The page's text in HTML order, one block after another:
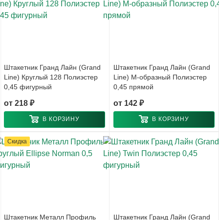
Штакетник Гранд Лайн (Grand
Line) Круглый 128 Полиэстер
0,45 фигурный
от 218 ₽
В КОРЗИНУ
Штакетник Гранд Лайн (Grand
Line) М-образный Полиэстер
0,45 прямой
от 142 ₽
В КОРЗИНУ
Скидка
Штакетник Металл Профиль
Штакетник Гранд Лайн (Grand